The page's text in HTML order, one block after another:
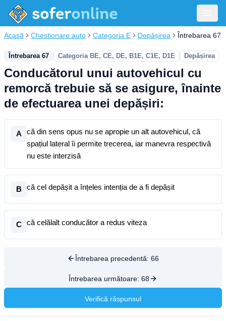
Acasă Chestionare auto Categoria E Depășirea Întrebarea 67
Întrebarea 67 Categoria BE, CE, DE, B1E, C1E, D1E Depășirea
Conducătorul unui autovehicul cu
remorcă trebuie să se asigure, înainte
de efectuarea unei depășiri:
A
că din sens opus nu se apropie un alt autovehicul, că
spațiul lateral îi permite trecerea, iar manevra respectivă
nu este interzisă
B că cel depășit a înțeles intenția de a fi depășit
C că celălalt conducător a redus viteza
Întrebarea precedentă: 66
Întrebarea următoare: 68
Verifică răspunsul